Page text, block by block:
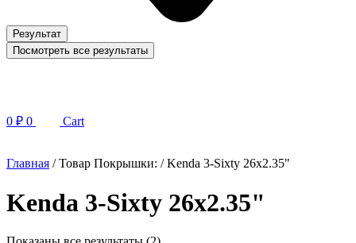
Результат
Посмотреть все результаты
0 ₽ 0 Cart
Главная / Товар Покрышки: / Kenda 3-Sixty 26х2.35"
Kenda 3-Sixty 26х2.35"